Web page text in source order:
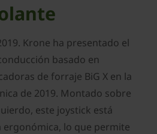
Krone ha presentado el
basado en
de forraje BiG X en la
de 2019. Montado sobre
este joystick está
lo que permite